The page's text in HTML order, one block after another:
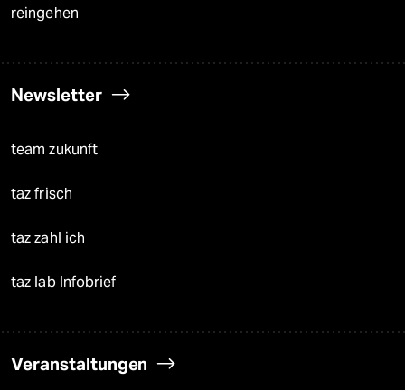
reingehen
Newsletter
team zukunft
taz frisch
taz zahl ich
taz lab Infobrief
Veranstaltungen